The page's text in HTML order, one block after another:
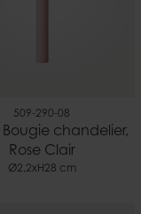
509-290-08
Bougie chandelier,
Rose Clair
Ø2,2xH28 cm